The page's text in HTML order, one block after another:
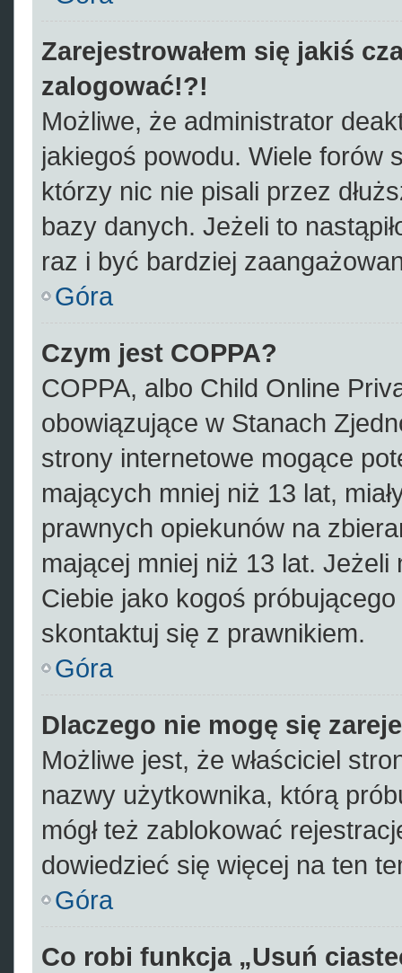
Zarejestrowałem się jakiś
zalogować!?!
Możliwe, że administrator
jakiegoś powodu. Wiele forów
którzy nic nie pisali przez
bazy danych. Jeżeli to
raz i być bardziej
Góra
Czym jest COPPA?
COPPA, albo Child Online
obowiązujące w Stanach
strony internetowe mogące
mających mniej niż 13 lat,
prawnych opiekunów na
mającej mniej niż 13 lat.
Ciebie jako kogoś
skontaktuj się z prawnikiem.
Góra
Dlaczego nie mogę się
Możliwe jest, że właściciel
nazwy użytkownika, którą
mógł też zablokować
dowiedzieć się więcej na ten
Góra
Co robi funkcja „Usuń